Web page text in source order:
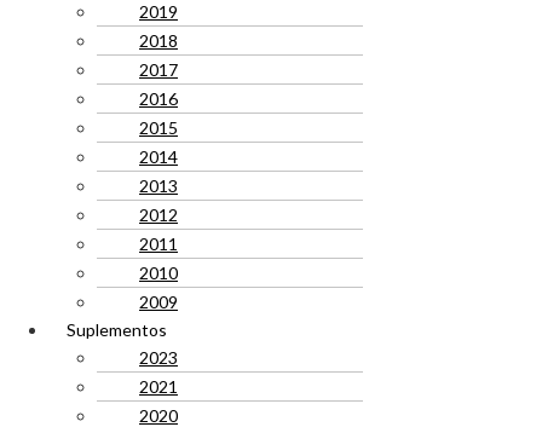
2019
2018
2017
2016
2015
2014
2013
2012
2011
2010
2009
Suplementos
2023
2021
2020